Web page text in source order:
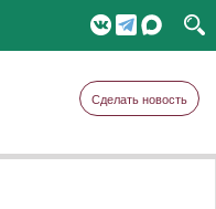
Сделать новость